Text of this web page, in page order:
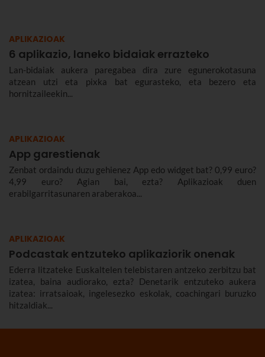
APLIKAZIOAK
6 aplikazio, laneko bidaiak errazteko
Lan-bidaiak aukera paregabea dira zure egunerokotasuna
atzean utzi eta pixka bat egurasteko, eta bezero eta
hornitzaileekin...
APLIKAZIOAK
App garestienak
Zenbat ordaindu duzu gehienez App edo widget bat? 0,99 euro?
4,99 euro? Agian bai, ezta? Aplikazioak duen
erabilgarritasunaren araberakoa...
APLIKAZIOAK
Podcastak entzuteko aplikaziorik onenak
Ederra litzateke Euskaltelen telebistaren antzeko zerbitzu bat
izatea, baina audiorako, ezta? Denetarik entzuteko aukera
izatea: irratsaioak, ingelesezko eskolak, coachingari buruzko
hitzaldiak...